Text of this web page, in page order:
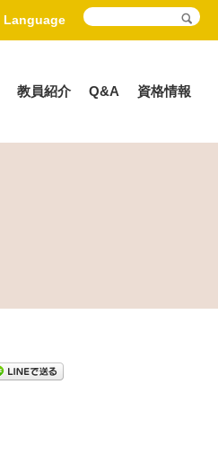
Language
教員紹介 Q&A 資格情報